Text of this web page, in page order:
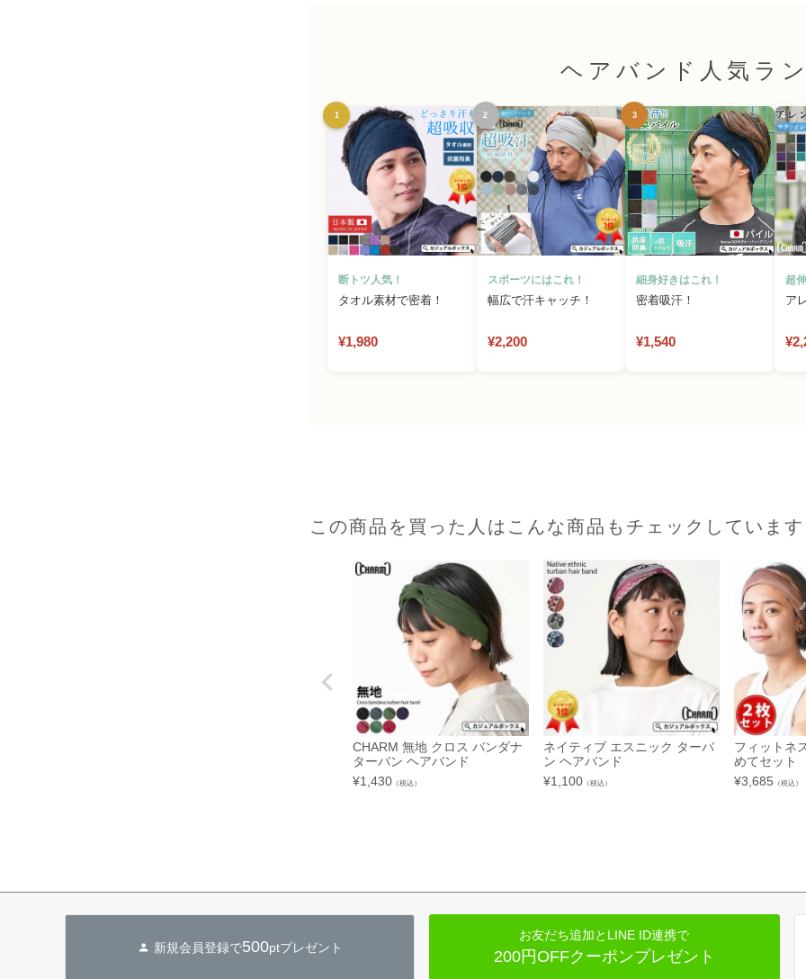
ヘアバンド人気ラ
1
断トツ人気！
タオル素材で密着！
¥1,980
2
スポーツにはこれ！
幅広で汗キャッチ！
¥2,200
3
細身好きはこれ！
密着吸汗！
¥1,540
4
超
ア
この商品を買った人はこんな商品もチェックしています
CHARM 無地 クロス バンダナ
ターバン ヘアバンド
¥1,430 （税込）
ネイティブ エスニック ターバ
ン ヘアバンド
¥1,100 （税込）
フィットネ
めてセット
¥3,685 （税込）
新規会員登録で500ptプレゼント
お友だち追加とLINE ID連携で
200円OFFクーポンプレゼント